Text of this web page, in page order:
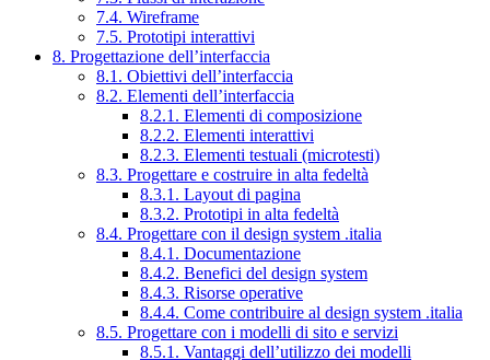
7.4. Wireframe
7.5. Prototipi interattivi
8. Progettazione dell’interfaccia
8.1. Obiettivi dell’interfaccia
8.2. Elementi dell’interfaccia
8.2.1. Elementi di composizione
8.2.2. Elementi interattivi
8.2.3. Elementi testuali (microtesti)
8.3. Progettare e costruire in alta fedeltà
8.3.1. Layout di pagina
8.3.2. Prototipi in alta fedeltà
8.4. Progettare con il design system .italia
8.4.1. Documentazione
8.4.2. Benefici del design system
8.4.3. Risorse operative
8.4.4. Come contribuire al design system .italia
8.5. Progettare con i modelli di sito e servizi
8.5.1. Vantaggi dell’utilizzo dei modelli